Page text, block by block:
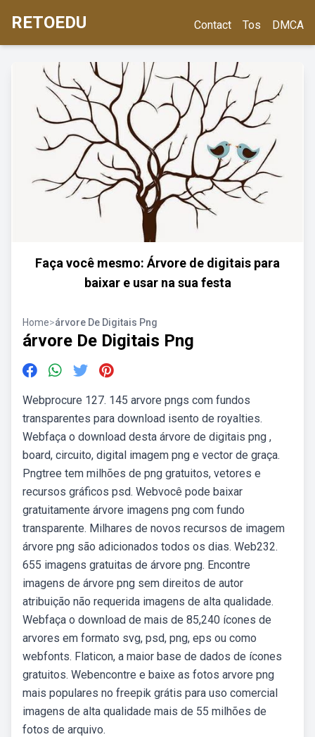
RETOEDU Contact Tos DMCA
Faça você mesmo: Árvore de digitais para
baixar e usar na sua festa
Home>árvore De Digitais Png
árvore De Digitais Png
Webprocure 127. 145 arvore pngs com fundos
transparentes para download isento de royalties.
Webfaça o download desta árvore de digitais png ,
board, circuito, digital imagem png e vector de graça.
Pngtree tem milhões de png gratuitos, vetores e
recursos gráficos psd. Webvocê pode baixar
gratuitamente árvore imagens png com fundo
transparente. Milhares de novos recursos de imagem
árvore png são adicionados todos os dias. Web232.
655 imagens gratuitas de árvore png. Encontre
imagens de árvore png sem direitos de autor
atribuição não requerida imagens de alta qualidade.
Webfaça o download de mais de 85,240 ícones de
arvores em formato svg, psd, png, eps ou como
webfonts. Flaticon, a maior base de dados de ícones
gratuitos. Webencontre e baixe as fotos arvore png
mais populares no freepik grátis para uso comercial
imagens de alta qualidade mais de 55 milhões de
fotos de arquivo.